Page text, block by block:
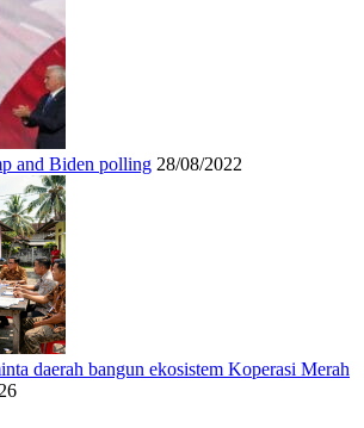
and Biden polling 28/08/2022
daerah bangun ekosistem Koperasi Merah